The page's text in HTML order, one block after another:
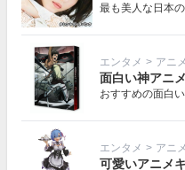
最も美人な日本
エンタメ > アニ
面白い神アニ
おすすめの面白
エンタメ > アニ
可愛いアニメ